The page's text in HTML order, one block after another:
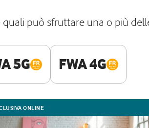
può sfruttare una o più
5G FWA 4G
ONLINE